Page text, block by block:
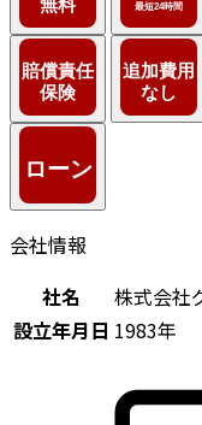
会社情報
社名
株式会社
設立年月日 1983年